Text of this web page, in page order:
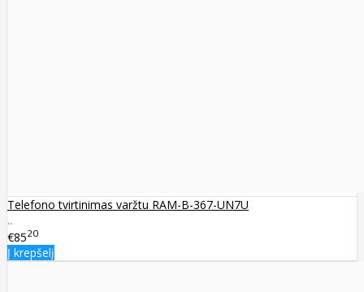
Telefono tvirtinimas varžtu RAM-B-367-UN7U
..
€8520
Į krepšelį